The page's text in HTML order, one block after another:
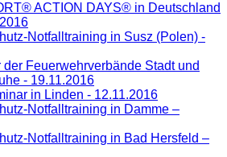
ACTION DAYS® in Deutschland
Notfalltraining in Susz (Polen) -
der Feuerwehrverbände Stadt und
- 19.11.2016
in Linden - 12.11.2016
Notfalltraining in Damme –
Notfalltraining in Bad Hersfeld –